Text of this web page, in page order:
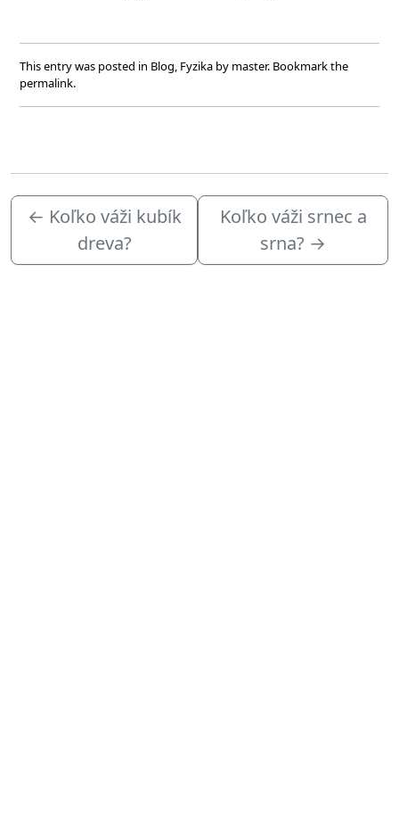
This entry was posted in Blog, Fyzika by master. Bookmark the
permalink.
← Koľko váži kubík
dreva?
Koľko váži srnec a
srna? →